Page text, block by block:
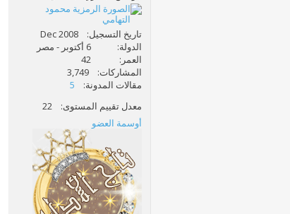
تاريخ التسجيل
Dec 2008
الدولة
6 أكتوبر - مصر
العمر
42
المشاركات
3,749
مقالات المدونة
5
معدل تقييم المستوى
22
أوسمة العضو